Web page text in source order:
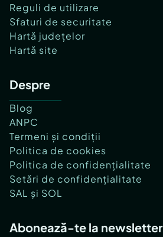
Reguli de utilizare
Sfaturi de securitate
Hartă județelor
Hartă site
Despre
Blog
ANPC
Termeni și condiții
Politica de cookies
Politica de confidențialitate
Setări de confidențialitate
SAL și SOL
Abonează-te la newsletter